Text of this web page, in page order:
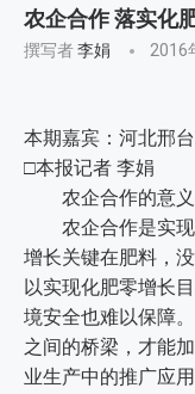
农企合作 落实化
撰写者李娟 2016
本期嘉宾：河北邢
□本报记者 李娟
农企合作的意义
农企合作是实现
增长关键在肥料，
以实现化肥零增长
境安全也难以保障
之间的桥梁，才能
业生产中的推广应